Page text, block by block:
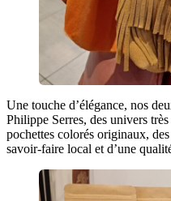
Une touche d’élégance, nos
Philippe Serres, des univers
pochettes colorés originaux,
savoir-faire local et d’une